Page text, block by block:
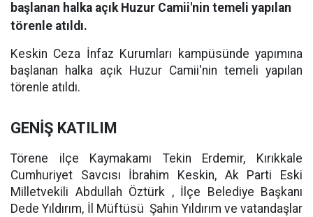
başlanan halka açık Huzur Camii'nin temeli yapılan
törenle atıldı.
Keskin Ceza İnfaz Kurumları kampüsünde yapımına
başlanan halka açık Huzur Camii'nin temeli yapılan
törenle atıldı.
GENİŞ KATILIM
Törene ilçe Kaymakamı Tekin Erdemir, Kırıkkale
Cumhuriyet Savcısı İbrahim Keskin, Ak Parti Eski
Milletvekili Abdullah Öztürk , İlçe Belediye Başkanı
Dede Yıldırım, İl Müftüsü Şahin Yıldırım ve vatandaşlar